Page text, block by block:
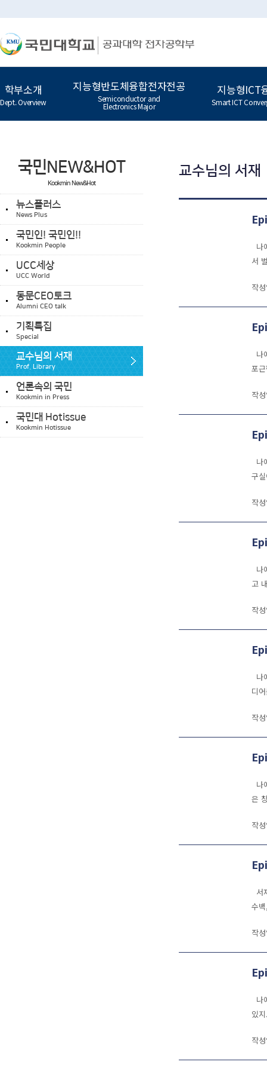
학부소개
Dept. Overview
지능형반도체융합전자전공
Semiconductor and
Electronics Major
지능형ICT
Smart ICT
국민NEW&HOT
Kookmin New&Hot
뉴스플러스
News Plus
국민인! 국민인!!
Kookmin People
UCC세상
UCC World
동문CEO토크
Alumni CEO talk
기획특집
Special
교수님의 서재
Prof. Library
언론속의 국민
Kookmin in Press
국민대 Hotissue
Kookmin Hotissue
교수님의 서재
나
서
작
나
포
작
나
구
작
나
고
작
나
디
작
나
은
작
서
수
작
나
있
작